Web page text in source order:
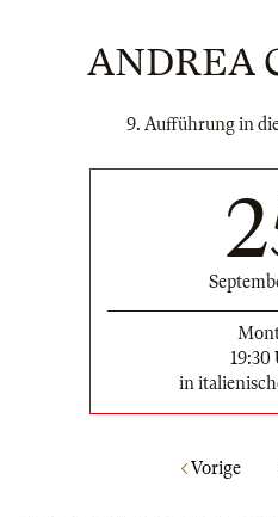
ANDREA
9. Aufführung in
19:30
in
Vorige